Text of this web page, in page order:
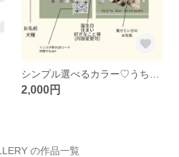
2,000円
の作品一覧